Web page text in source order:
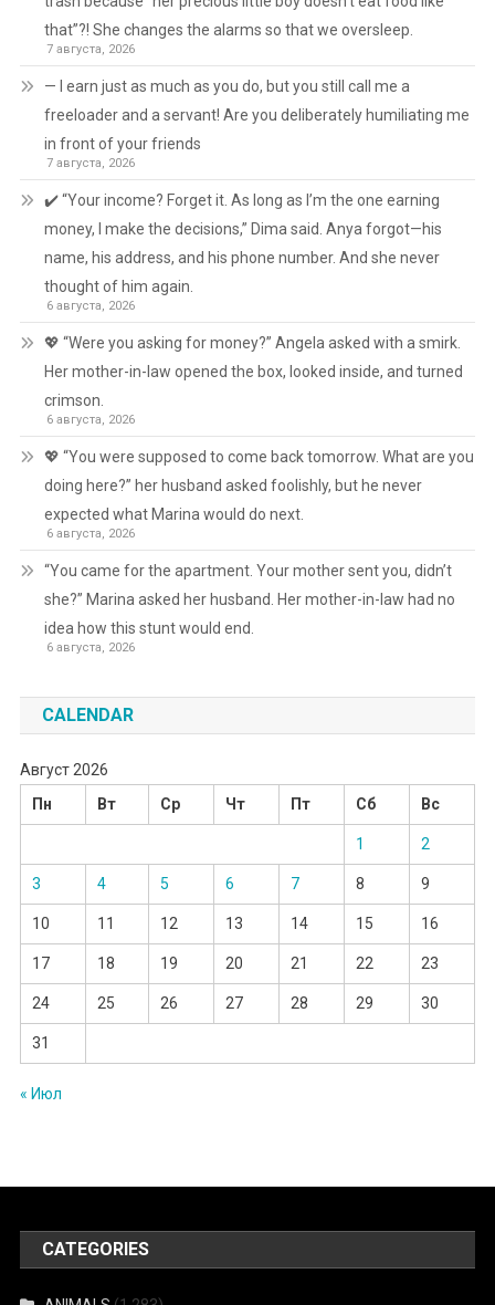
that”?! She changes the alarms so that we oversleep.
7 августа, 2026
— I earn just as much as you do, but you still call me a
freeloader and a servant! Are you deliberately humiliating me
in front of your friends
7 августа, 2026
✔️ “Your income? Forget it. As long as I’m the one earning
money, I make the decisions,” Dima said. Anya forgot—his
name, his address, and his phone number. And she never
thought of him again.
6 августа, 2026
💖 “Were you asking for money?” Angela asked with a smirk.
Her mother-in-law opened the box, looked inside, and turned
crimson.
6 августа, 2026
💖 “You were supposed to come back tomorrow. What are you
doing here?” her husband asked foolishly, but he never
expected what Marina would do next.
6 августа, 2026
“You came for the apartment. Your mother sent you, didn’t
she?” Marina asked her husband. Her mother-in-law had no
idea how this stunt would end.
6 августа, 2026
CALENDAR
Август 2026
Пн
Вт Ср Чт Пт Сб Вс
1 2
3 4 5 6 7 8 9
10 11 12 13 14 15 16
17 18 19 20 21 22 23
24 25 26 27 28 29 30
31
« Июл
CATEGORIES